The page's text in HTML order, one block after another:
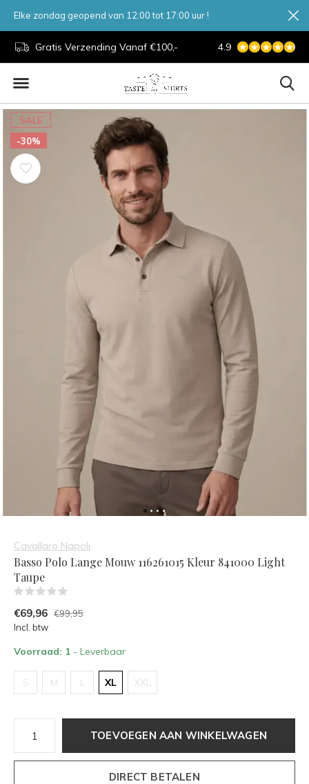
Gratis Verzending Vanaf €100,- 7 Dagen Per
4.9
Elke zondag geopend van 12:00 tot 17:00 uur !
SALE
-30%
Cavallaro Napoli
Basso Polo Lange Mouw 116261015 Kleur 841000 Light
Taupe
€69,96 €99,95
Incl. btw
Voorraad: 1 - Leverbaar
S M L XL XXL
TOEVOEGEN AAN WINKELWAGEN
DIRECT BETALEN